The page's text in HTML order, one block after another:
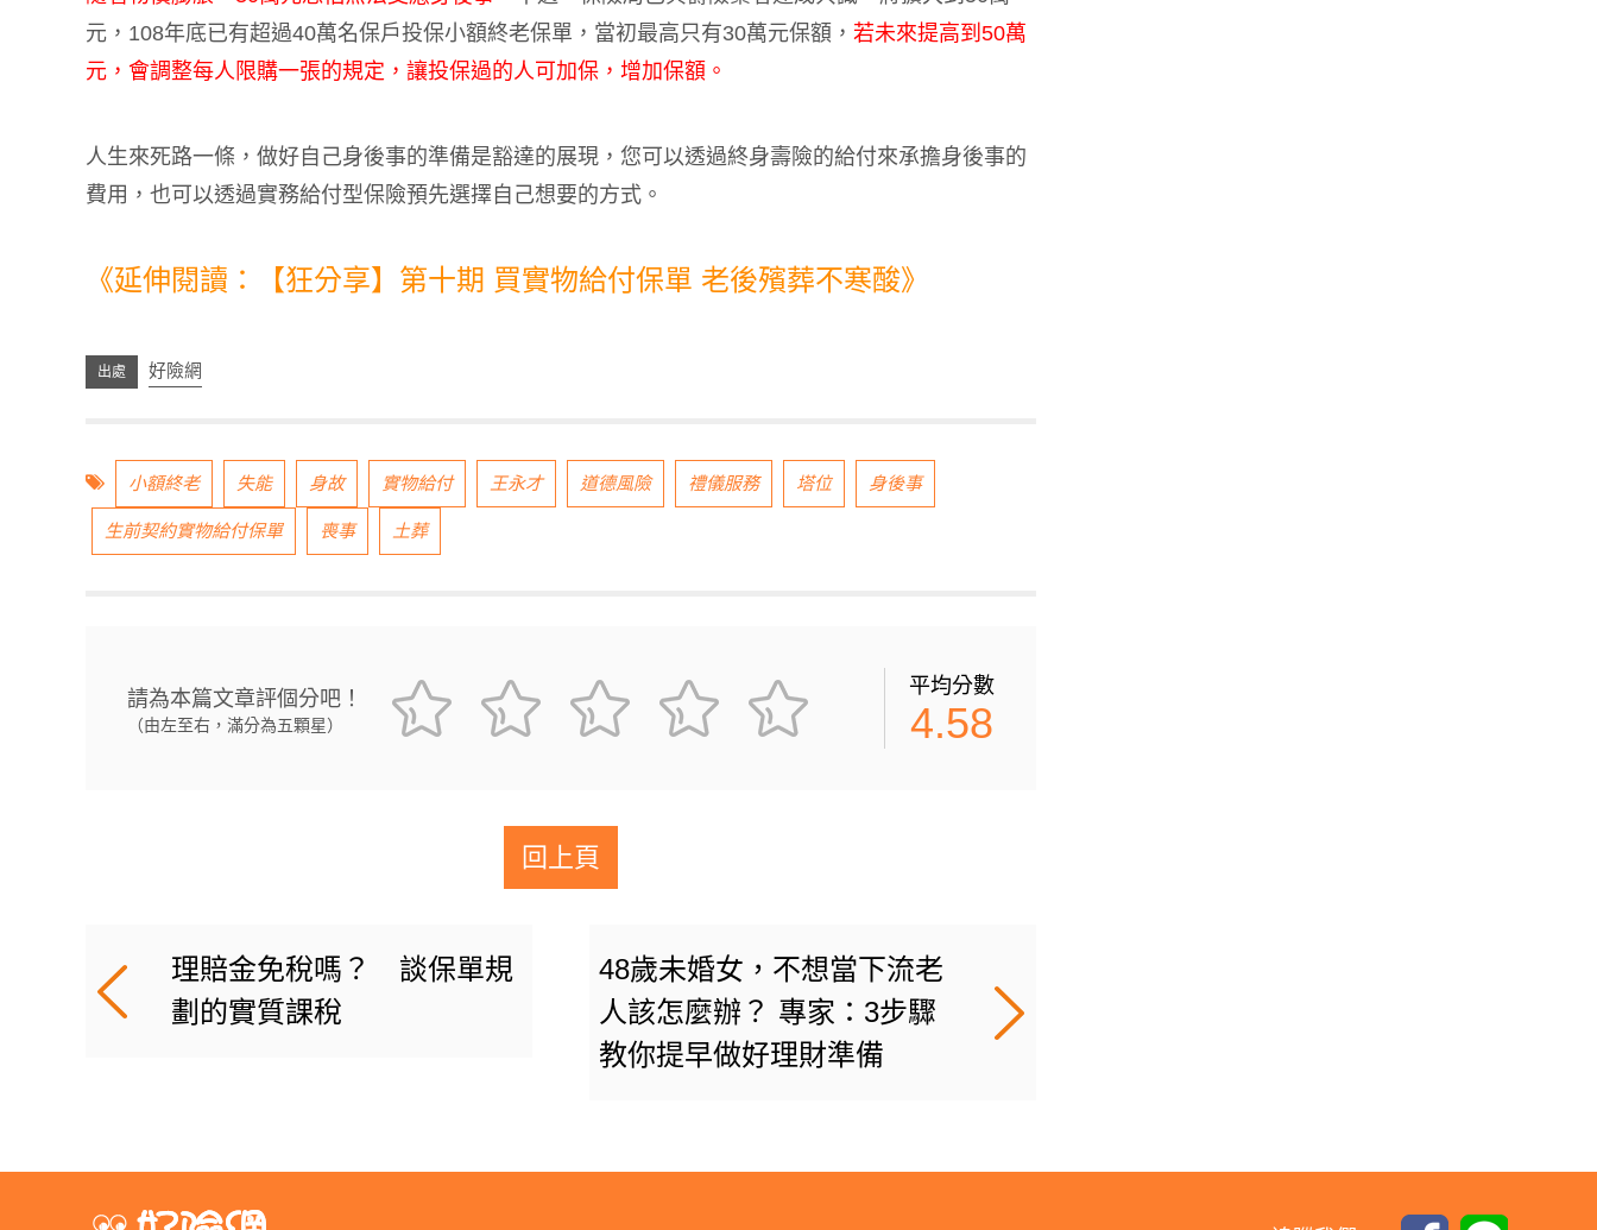
元，108年底已有超過40萬名保戶投保小額終老保單，當初最高只有30萬元保額， 若未來提高到50萬
元，會調整每人限購一張的規定，讓投保過的人可加保，增加保額。
人生來死路一條，做好自己身後事的準備是豁達的展現，您可以透過終身壽險的給付來承擔身後事的
費用，也可以透過實務給付型保險預先選擇自己想要的方式。
《延伸閱讀：【狂分享】第十期 買實物給付保單 老後殯葬不寒酸》
好險網
小額終老 失能 身故 實物給付 王永才 道德風險 禮儀服務 塔位 身後事
生前契約實物給付保單 喪事 土葬
請為本篇文章評個分吧！
（由左至右，滿分為五顆星）
平均分數
4.58
回上頁
理賠金免稅嗎？ 談保單規
劃的實質課稅
48歲未婚女，不想當下流老
人該怎麼辦？ 專家：3步驟
教你提早做好理財準備